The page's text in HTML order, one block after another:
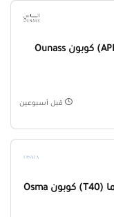
كود خصم اوناس (APP10) كوبون Ounass
قبل أسبوعين
كود خصم عطور اوسما (T40) كوبون Osma